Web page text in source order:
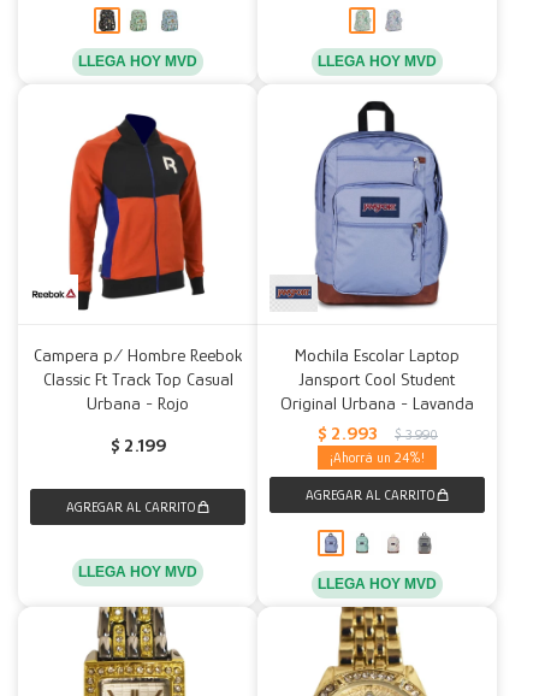
LLEGA HOY MVD LLEGA HOY MVD
Campera p/ Hombre Reebok
Classic Ft Track Top Casual
Urbana - Rojo
$ 2.199
LLEGA HOY MVD
Mochila Escolar Laptop
Jansport Cool Student
Original Urbana - Lavanda
$ 2.993 $ 3.990
24
LLEGA HOY MVD